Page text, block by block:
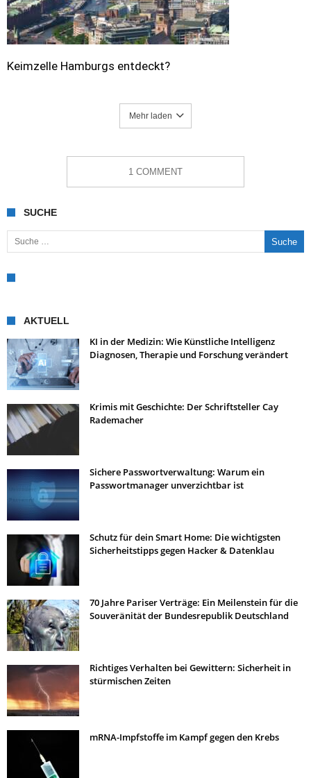
Keimzelle Hamburgs entdeckt?
Mehr laden
1 COMMENT
SUCHE
Suche nach:
AKTUELL
KI in der Medizin: Wie Künstliche Intelligenz
Diagnosen, Therapie und Forschung verändert
Krimis mit Geschichte: Der Schriftsteller Cay
Rademacher
Sichere Passwortverwaltung: Warum ein
Passwortmanager unverzichtbar ist
Schutz für dein Smart Home: Die wichtigsten
Sicherheitstipps gegen Hacker & Datenklau
70 Jahre Pariser Verträge: Ein Meilenstein für die
Souveränität der Bundesrepublik Deutschland
Richtiges Verhalten bei Gewittern: Sicherheit in
stürmischen Zeiten
mRNA-Impfstoffe im Kampf gegen den Krebs